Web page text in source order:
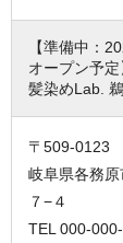
【準備中：
オープン予定
髪染めLab.
〒509-0123
岐阜県各務原
７−４
TEL 000-